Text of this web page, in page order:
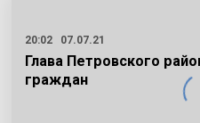
20:02
07.07.21
Глава Петровского
граждан